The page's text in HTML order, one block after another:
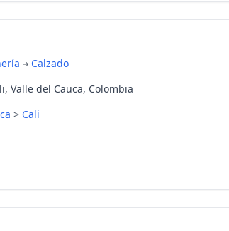
Calzado
Valle del Cauca, Colombia
> Cali